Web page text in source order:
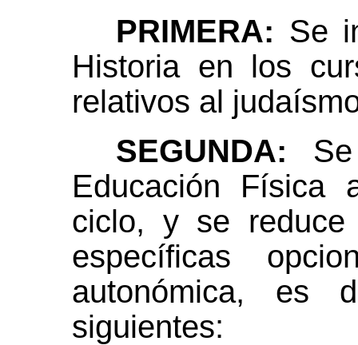
PRIMERA: Se
Historia en los
relativos al
SEGUNDA:
Educación
ciclo, y se
específicas
autonómica, es
siguientes: